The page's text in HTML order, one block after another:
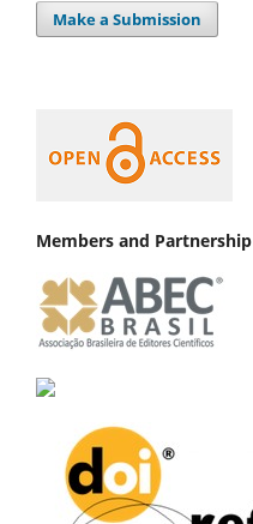
Make a Submission
Members and Partnership